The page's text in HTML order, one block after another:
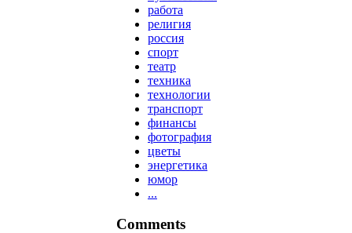
работа
религия
россия
спорт
театр
техника
технологии
транспорт
финансы
фотография
цветы
энергетика
юмор
...
Comments